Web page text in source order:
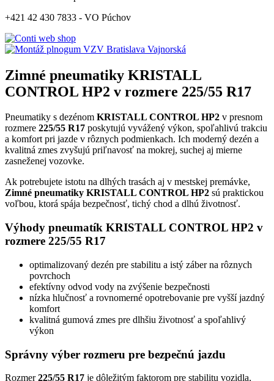
+421 42 430 7833 - VO Púchov
Zimné pneumatiky KRISTALL
CONTROL HP2 v rozmere 225/55 R17
Pneumatiky s dezénom KRISTALL CONTROL HP2 v presnom
rozmere 225/55 R17 poskytujú vyvážený výkon, spoľahlivú trakciu
a komfort pri jazde v rôznych podmienkach. Ich moderný dezén a
kvalitná zmes zvyšujú priľnavosť na mokrej, suchej aj mierne
zasneženej vozovke.
Ak potrebujete istotu na dlhých trasách aj v mestskej premávke,
Zimné pneumatiky KRISTALL CONTROL HP2 sú praktickou
voľbou, ktorá spája bezpečnosť, tichý chod a dlhú životnosť.
Výhody pneumatík KRISTALL CONTROL HP2 v
rozmere 225/55 R17
optimalizovaný dezén pre stabilitu a istý záber na rôznych
povrchoch
efektívny odvod vody na zvýšenie bezpečnosti
nízka hlučnosť a rovnomerné opotrebovanie pre vyšší jazdný
komfort
kvalitná gumová zmes pre dlhšiu životnosť a spoľahlivý
výkon
Správny výber rozmeru pre bezpečnú jazdu
Rozmer225/55 R17 je dôležitým faktorom pre stabilitu vozidla,